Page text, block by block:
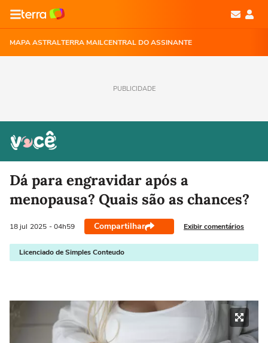
MAPA ASTRALTERRA MAILCENTRAL DO ASSINANTE
PUBLICIDADE
Dá para engravidar após a
menopausa? Quais são as chances?
18 jul 2025 - 04h59 Compartilhar Exibir comentários
Licenciado de Simples Conteudo